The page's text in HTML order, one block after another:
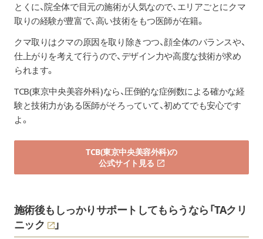
とくに、院全体で目元の施術が人気なので、エリアごとにクマ
取りの経験が豊富で、高い技術をもつ医師が在籍。
クマ取りはクマの原因を取り除きつつ、顔全体のバランスや、
仕上がりを考えて行うので、デザイン力や高度な技術が求め
られます。
TCB(東京中央美容外科)なら、圧倒的な症例数による確かな経
験と技術力がある医師がそろっていて、初めてでも安心です
よ。
TCB(東京中央美容外科)の
公式サイト見る
施術後もしっかりサポートしてもらうなら「TAクリ
ニック
」